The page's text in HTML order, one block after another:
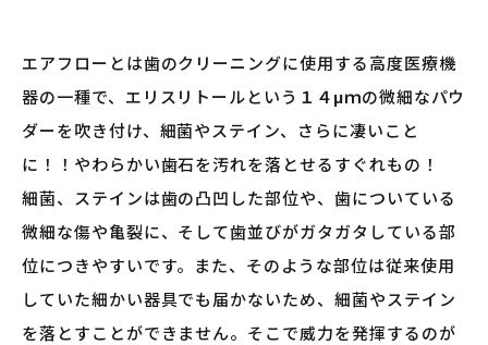
エアフローとは歯のクリーニングに使用する高度医療機
器の一種で、エリスリトールという １４μｍの微細なパウ
ダーを吹き付け、細菌やステイン、さらに凄いこと
に！！やわらかい歯石を汚れを落とせるすぐれもの！
細菌、ステインは歯の凸凹した部位や、歯についている
微細な傷や亀裂に、そして歯並びがガタガタしている部
位につきやすいです。また、そのような部位は従来使用
していた細かい器具でも届かないため、細菌やステイン
を落とすことができません。そこで威力を発揮するのが